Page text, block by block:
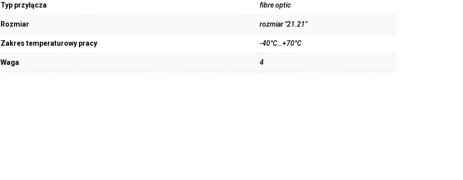
Typ przyłącza fibre optic
Rozmiar rozmiar "21.21"
Zakres temperaturowy pracy -40°C…+70°C
Waga 4